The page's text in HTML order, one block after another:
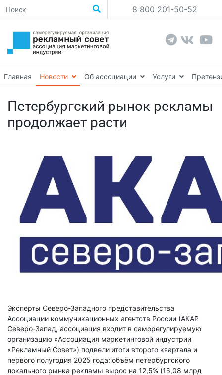
8 800 201-50-52
Главная Новости Об ассоциации Услуги
Петербургский рынок рекламы
продолжает расти
Эксперты Северо-Западного представительства
Ассоциации коммуникационных агентств России (АКАР
Северо-Запад, ассоциация входит в саморегулируемую
организацию «Ассоциация маркетинговой индустрии
«Рекламный Совет») подвели итоги второго квартала и
первого полугодия 2025 года: объём петербургского
локального рынка рекламы вырос на 12,5% (16,08 млрд